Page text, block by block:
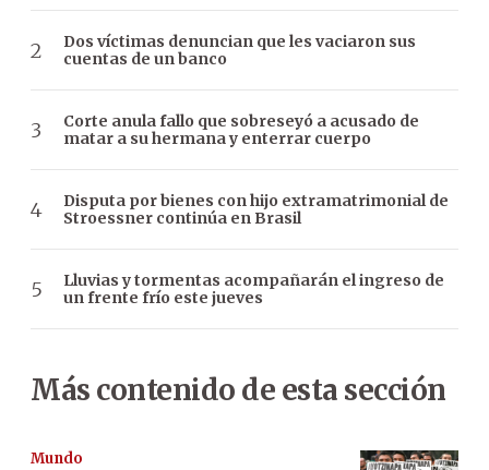
Dos víctimas denuncian que les vaciaron sus
cuentas de un banco
Corte anula fallo que sobreseyó a acusado de
matar a su hermana y enterrar cuerpo
Disputa por bienes con hijo extramatrimonial de
Stroessner continúa en Brasil
Lluvias y tormentas acompañarán el ingreso de
un frente frío este jueves
Más contenido de esta sección
Mundo